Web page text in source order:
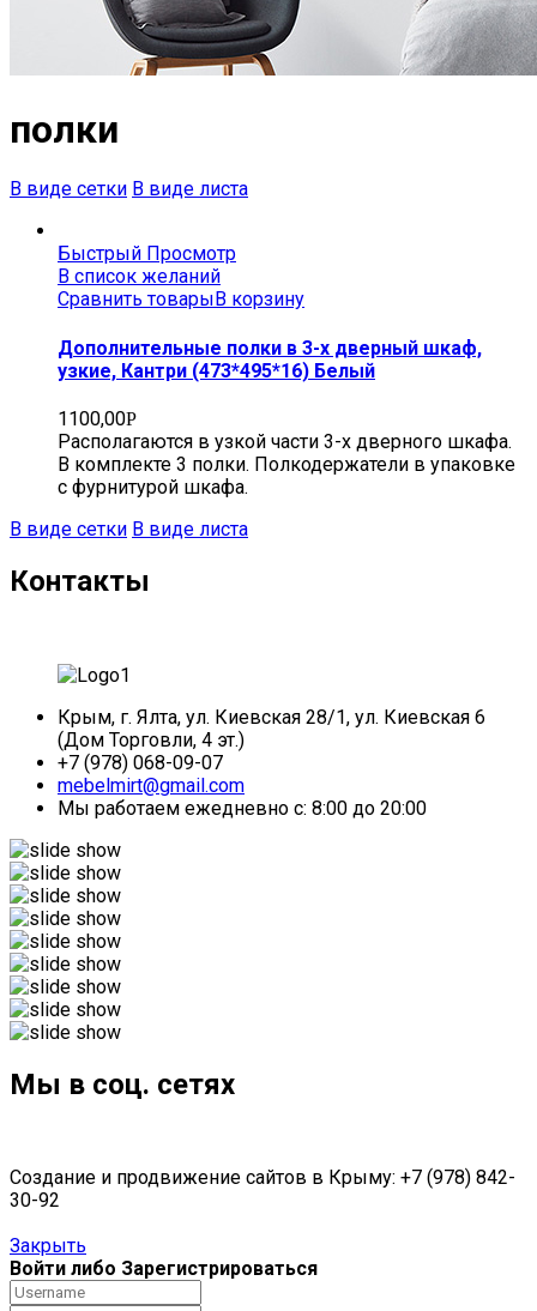
полки
В виде сетки В виде листа
Быстрый Просмотр
В список желаний
Сравнить товары В корзину
Дополнительные полки в 3-х дверный шкаф,
узкие, Кантри (473*495*16) Белый
1100,00Р
Располагаются в узкой части 3-х дверного шкафа.
В комплекте 3 полки. Полкодержатели в упаковке
с фурнитурой шкафа.
В виде сетки В виде листа
Контакты
Крым, г. Ялта, ул. Киевская 28/1, ул. Киевская 6
(Дом Торговли, 4 эт.)
+7 (978) 068-09-07
mebelmirt@gmail.com
Мы работаем ежедневно с: 8:00 до 20:00
Мы в соц. сетях
Создание и продвижение сайтов в Крыму: +7 (978) 842-
30-92
Закрыть
Войти либо Зарегистрироваться